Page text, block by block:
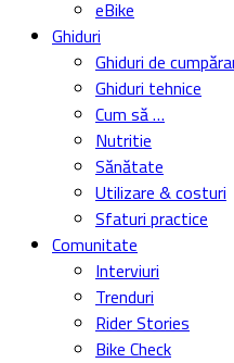
eBike
Ghiduri
Ghiduri de
Ghiduri tehnice
Cum să …
Nutritie
Sănătate
Utilizare & costuri
Sfaturi practice
Comunitate
Interviuri
Trenduri
Rider Stories
Bike Check